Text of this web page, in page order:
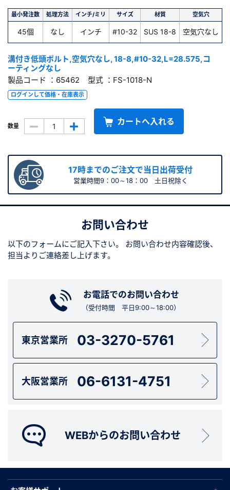
最小発注数 処理方法 インチ/ミリ サイズ 材質 空気穴
45個 なし インチ #10-32 SUS 18-8 空気穴なし
溝付き低頭ボルト,空気穴なし, 18-8,#10-32,L=28.575,コ
ーティングなし
製品コード ：65462 型式 ：FS-1018-N
ログインして価格・在庫表示
数量 カートへ入れる
17時までのご注文で当日出荷受付
営業時間9：00～18：00 土日祝除く
お問い合わせ
以下のフォームにご記入下さい。
お問い合わせ内容確認後、
担当よりご連絡差し上げます。
お電話でのお問い合わせ
（受付時間 平日9:00～18:00）
東京営業所 03-3270-5761
大阪営業所 06-6131-4751
WEBからのお問い合わせ